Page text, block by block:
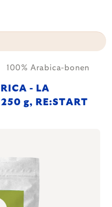
100% Arabica-bonen
- LA
g, RE:START